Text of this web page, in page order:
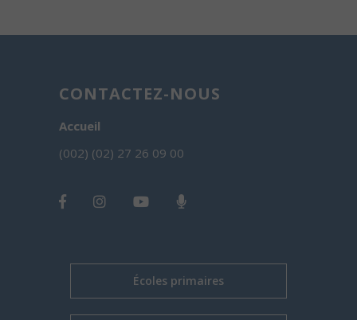
CONTACTEZ-NOUS
Accueil
(002) (02) 27 26 09 00
Écoles primaires